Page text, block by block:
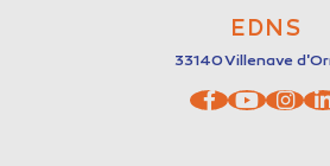
EDNS
33140Villenave